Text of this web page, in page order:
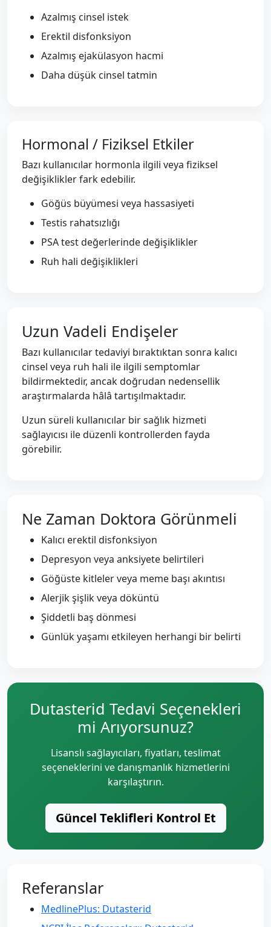
Azalmış cinsel istek
Erektil disfonksiyon
Azalmış ejakülasyon hacmi
Daha düşük cinsel tatmin
Hormonal / Fiziksel Etkiler
Bazı kullanıcılar hormonla ilgili veya fiziksel
değişiklikler fark edebilir.
Göğüs büyümesi veya hassasiyeti
Testis rahatsızlığı
PSA test değerlerinde değişiklikler
Ruh hali değişiklikleri
Uzun Vadeli Endişeler
Bazı kullanıcılar tedaviyi bıraktıktan sonra kalıcı
cinsel veya ruh hali ile ilgili semptomlar
bildirmektedir, ancak doğrudan nedensellik
araştırmalarda hâlâ tartışılmaktadır.
Uzun süreli kullanıcılar bir sağlık hizmeti
sağlayıcısı ile düzenli kontrollerden fayda
görebilir.
Ne Zaman Doktora Görünmeli
Kalıcı erektil disfonksiyon
Depresyon veya anksiyete belirtileri
Göğüste kitleler veya meme başı akıntısı
Alerjik şişlik veya döküntü
Şiddetli baş dönmesi
Günlük yaşamı etkileyen herhangi bir belirti
Dutasterid Tedavi Seçenekleri
mi Arıyorsunuz?
Lisanslı sağlayıcıları, fiyatları, teslimat
seçeneklerini ve danışmanlık hizmetlerini
karşılaştırın.
Güncel Teklifleri Kontrol Et
Referanslar
MedlinePlus: Dutasterid